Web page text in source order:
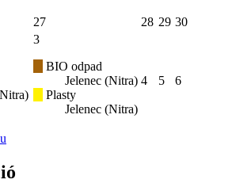
27 28 29 30
3
BIO odpad
Jelenec (Nitra)
Plasty
Jelenec (Nitra)
4 5 6